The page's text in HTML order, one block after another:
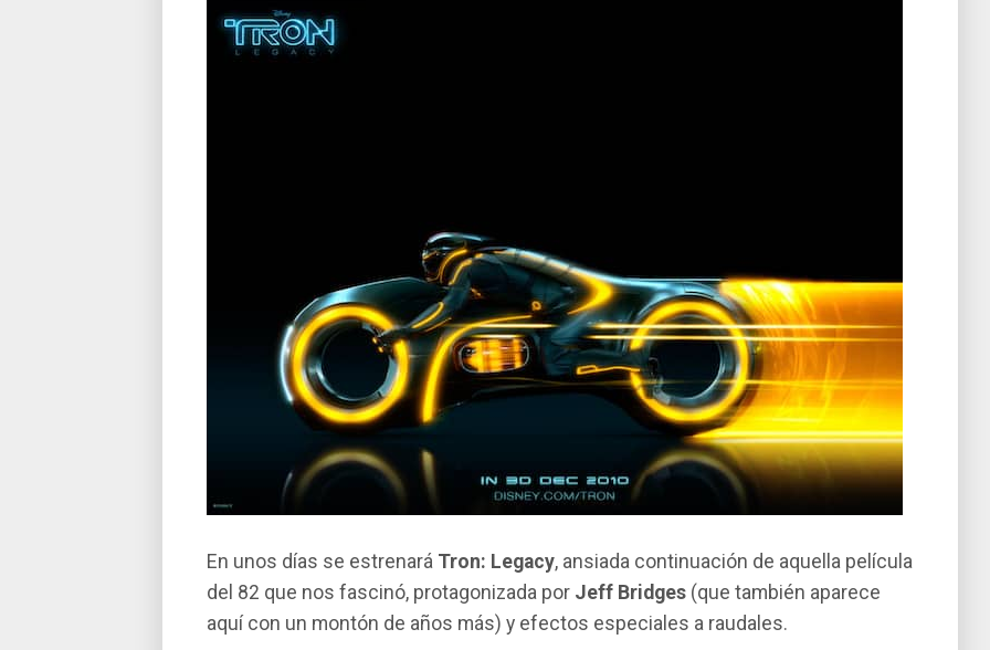
En unos dí­as se estrenará Tron: Legacy, ansiada continuación de aquella pelí­cula
del 82 que nos fascinó, protagonizada por Jeff Bridges (que también aparece
aquí­ con un montón de años más) y efectos especiales a raudales.